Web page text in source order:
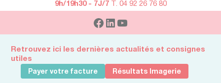
9h/19h30 - 7J/7T. 04 92 26 76 80
Retrouvez ici les dernières actualités et consignes
utiles
Payer votre facture Résultats Imagerie